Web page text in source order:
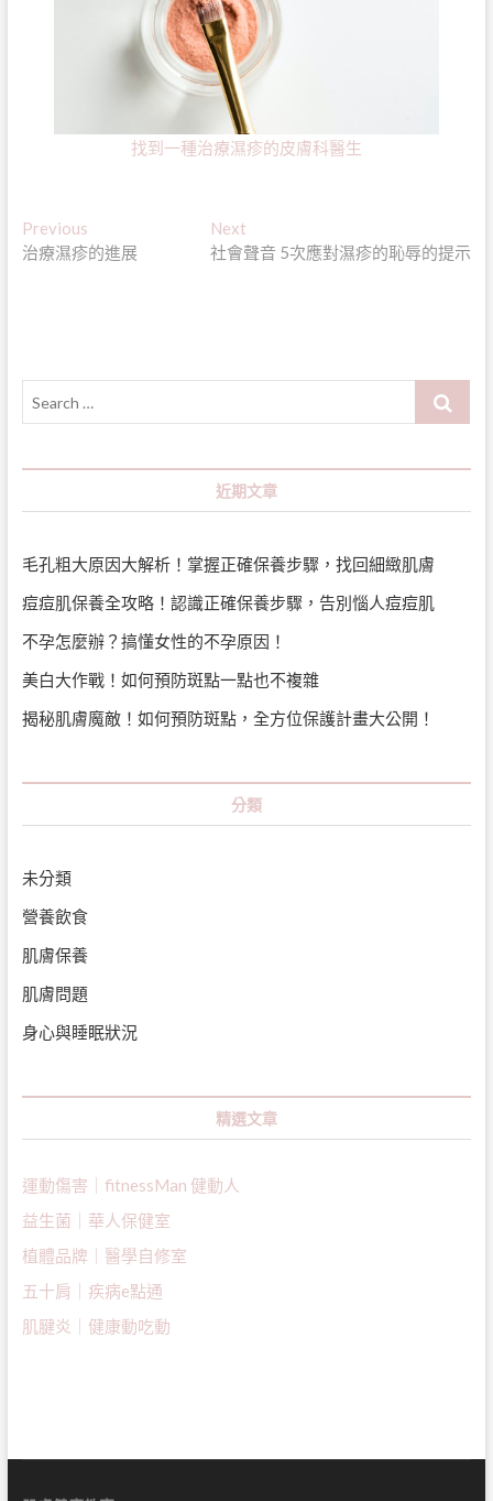
找到一種治療濕疹的皮膚科醫生
文
章
PreviousPrevious
post:
治療濕疹的進展
Next
post:
社會聲音 5次應對濕疹的恥辱的提示
Search
近期文章
毛孔粗大原因大解析！掌握正確保養步驟，找回細緻肌膚
痘痘肌保養全攻略！認識正確保養步驟，告別惱人痘痘肌
不孕怎麼辦？搞懂女性的不孕原因！
美白大作戰！如何預防斑點一點也不複雜
揭秘肌膚魔敵！如何預防斑點，全方位保護計畫大公開！
分類
未分類
營養飲食
肌膚保養
肌膚問題
身心與睡眠狀況
精選文章
運動傷害｜fitnessMan 健動人
益生菌｜ 華人保健室
植體品牌｜醫學自修室
五十肩｜疾病e點通
肌腱炎｜健康動吃動